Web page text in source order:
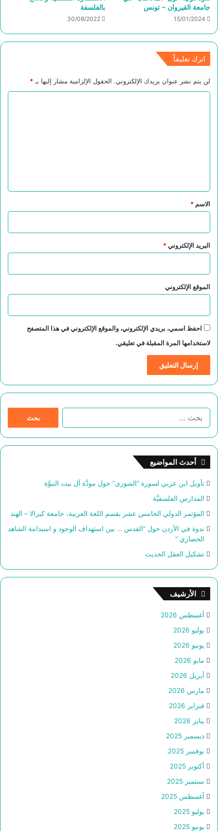
جامعة القيروان – تونس
15/01/2024
بالفلسفة
30/08/2022
اترك تعليقاً
لن يتم نشر عنوان بريدك الإلكتروني. الحقول الإلزامية مشار إليها بـ *
*
الاسم *
البريد الإلكتروني*
الموقع الإلكتروني
احفظ اسمي، بريدي الإلكتروني، والموقع الإلكتروني في هذا المتصفح
لاستخدامها المرة المقبلة في تعليقي.
:
أحدث المواضيع
تأويل ابن عربي لسورة “الشورى” حول مودَّة آل بيت النبوَّة
المدارس الفلسفيَّة
المؤتمر الدولي الخامس عشر بقسم اللغة العربية، جامعة كيرالا – الهند
ندوة في الأردن حول “القدس … بين استهداف الوجود و اسيدامة الشاهد
الحضاري “
تشكيل العقل الحديث
الأرشيف
أغسطس 2026
يوليو 2026
يونيو 2026
مايو 2026
أبريل 2026
مارس 2026
فبراير 2026
يناير 2026
ديسمبر 2025
نوفمبر 2025
أكتوبر 2025
سبتمبر 2025
أغسطس 2025
يوليو 2025
يونيو 2025